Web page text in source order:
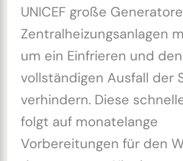
UNICEF große
Zentralheizungsanlagen
um ein Einfrieren und den
vollständigen Ausfall der
verhindern. Diese
folgt auf monatelange
Vorbereitungen für den